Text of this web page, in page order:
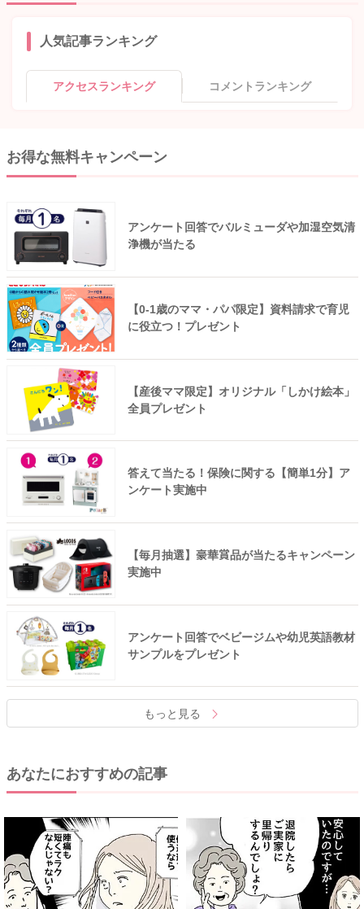
人気記事ランキング
アクセスランキング コメントランキング
お得な無料キャンペーン
アンケート回答でバルミューダや加湿空気清
浄機が当たる
【0-1歳のママ・パパ限定】資料請求で育児
に役立つ！プレゼント
【産後ママ限定】オリジナル「しかけ絵本」
全員プレゼント
答えて当たる！保険に関する【簡単1分】ア
ンケート実施中
【毎月抽選】豪華賞品が当たるキャンペーン
実施中
アンケート回答でベビージムや幼児英語教材
サンプルをプレゼント
もっと見る
あなたにおすすめの記事